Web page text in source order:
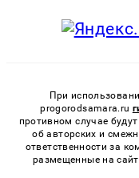
При
progorodsamara.ru
противном случае
об авторских и
ответственности за
размещенные на